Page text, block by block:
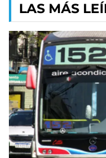
LAS MÁS